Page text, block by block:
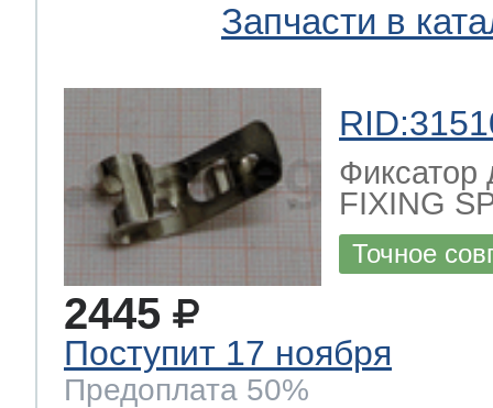
Запчасти в
Фиксатор
FIXING
Точное
2445
Поступит 17 ноября
Предоплата 50%